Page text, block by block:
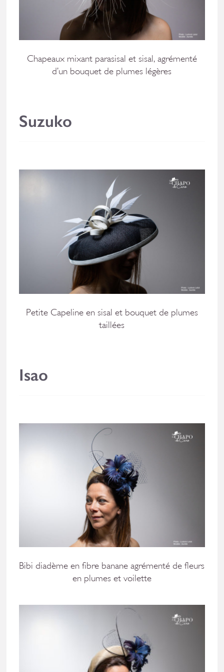
Chapeaux mixant parasisal et sisal, agrémenté
d’un bouquet de plumes légères
Suzuko
Petite Capeline en sisal et bouquet de plumes
taillées
Isao
Bibi diadème en fibre banane agrémenté de fleurs
en plumes et voilette